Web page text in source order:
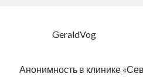
GeraldVog
Анонимность в клинике